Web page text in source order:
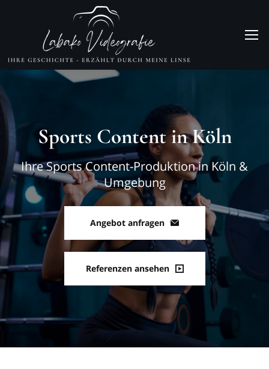
Sports Content in Köln
Ihre Sports Content-Produktion in Köln &
Umgebung
Angebot anfragen
Referenzen ansehen